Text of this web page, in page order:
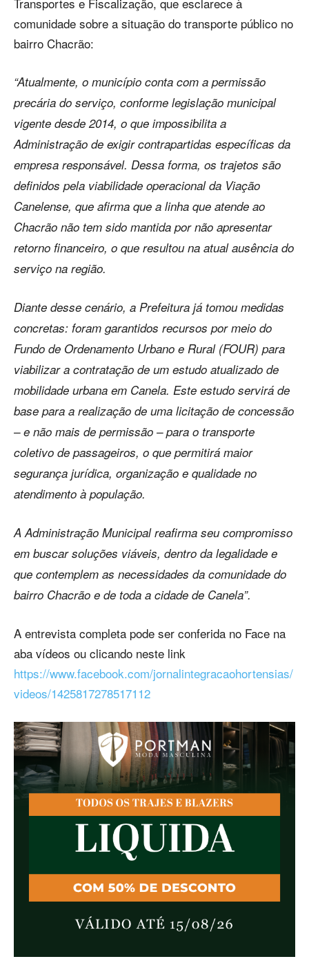
comunidade sobre a situação do transporte público no
bairro Chacrão:
“Atualmente, o município conta com a permissão
precária do serviço, conforme legislação municipal
vigente desde 2014, o que impossibilita a
Administração de exigir contrapartidas específicas da
empresa responsável. Dessa forma, os trajetos são
definidos pela viabilidade operacional da Viação
Canelense, que afirma que a linha que atende ao
Chacrão não tem sido mantida por não apresentar
retorno financeiro, o que resultou na atual ausência do
serviço na região.
Diante desse cenário, a Prefeitura já tomou medidas
concretas: foram garantidos recursos por meio do
Fundo de Ordenamento Urbano e Rural (FOUR) para
viabilizar a contratação de um estudo atualizado de
mobilidade urbana em Canela. Este estudo servirá de
base para a realização de uma licitação de concessão
– e não mais de permissão – para o transporte
coletivo de passageiros, o que permitirá maior
segurança jurídica, organização e qualidade no
atendimento à população.
A Administração Municipal reafirma seu compromisso
em buscar soluções viáveis, dentro da legalidade e
que contemplem as necessidades da comunidade do
bairro Chacrão e de toda a cidade de Canela”.
A entrevista completa pode ser conferida no Face na
aba vídeos ou clicando neste link
https://www.facebook.com/jornalintegracaohortensias/
videos/1425817278517112